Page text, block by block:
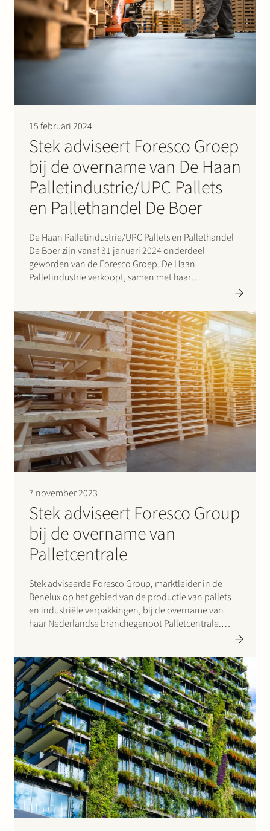
15 februari 2024
Stek adviseert Foresco Groep
bij de overname van De Haan
Palletindustrie/UPC Pallets
en Pallethandel De Boer
De Haan Palletindustrie/UPC Pallets en Pallethandel
De Boer zijn vanaf 31 januari 2024 onderdeel
geworden van de Foresco Groep. De Haan
Palletindustrie verkoopt, samen met haar
waarvan tweederde gebruikt en eenderde nieuw.
Daarnaast worden jaarlijks meer dan…
7 november 2023
Stek adviseert Foresco Group
bij de overname van
Palletcentrale
Stek adviseerde Foresco Group, marktleider in de
Benelux op het gebied van de productie van pallets
en industriële verpakkingen, bij de overname van
haar Nederlandse branchegenoot Palletcentrale.
leverancier van e-commercebedrijven als Amazon,
Coolblue en Bol.com en logistieke…